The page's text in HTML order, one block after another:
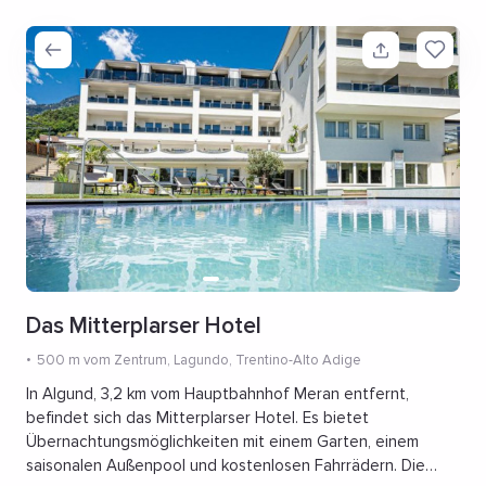
Das Mitterplarser Hotel
500 m vom Zentrum, Lagundo, Trentino-Alto Adige
In Algund, 3,2 km vom Hauptbahnhof Meran entfernt,
befindet sich das Mitterplarser Hotel. Es bietet
Übernachtungsmöglichkeiten mit einem Garten, einem
saisonalen Außenpool und kostenlosen Fahrrädern. Die